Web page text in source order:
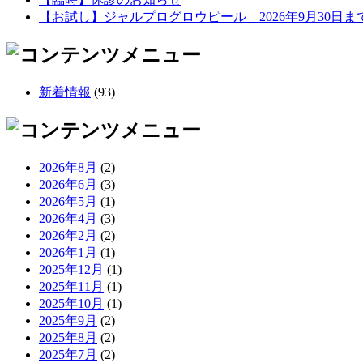
【お試し】ジャルプログロウピール 2026年9月30日ま
新着情報 (93)
2026年8月 (2)
2026年6月 (3)
2026年5月 (1)
2026年4月 (3)
2026年2月 (2)
2026年1月 (1)
2025年12月 (1)
2025年11月 (1)
2025年10月 (1)
2025年9月 (2)
2025年8月 (2)
2025年7月 (2)